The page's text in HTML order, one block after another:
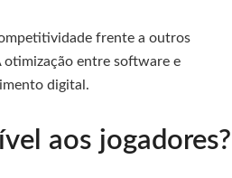
frente a outros
otimização entre software e
digital.
aos jogadores?